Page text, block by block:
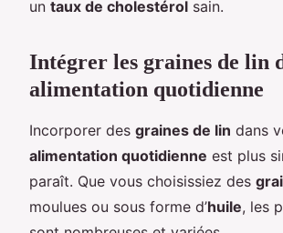
un taux de cholestérol sain.
Intégrer les graines de lin
alimentation quotidienne
Incorporer des graines de lin dans
alimentation quotidienne est plus
paraît. Que vous choisissiez des
moulues ou sous forme d’huile, les